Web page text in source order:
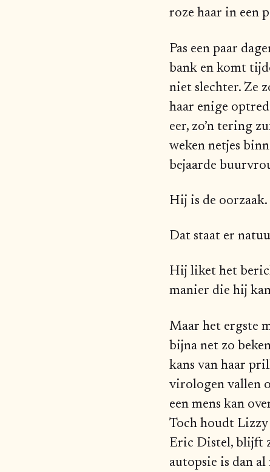
roze haar in een
Pas een paar
bank en komt
niet slechter. Ze
haar enige
eer, zo’n tering
weken netjes
bejaarde
Hij is de
Dat staat er
Hij liket het
manier die hij
Maar het ergste
bijna net zo
kans van haar
virologen vallen
een mens kan
Toch houdt Lizzy
Eric Distel, blijft
autopsie is dan